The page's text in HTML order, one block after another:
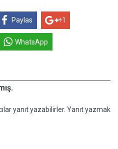
Paylas +1
WhatsApp
yanıt yazabilirler. Yanıt yazmak